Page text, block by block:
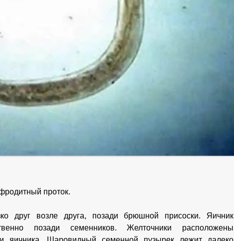
проток.
друг возле друга, позади брюшной присоски. Яичник
позади семенников. Желточники расположены